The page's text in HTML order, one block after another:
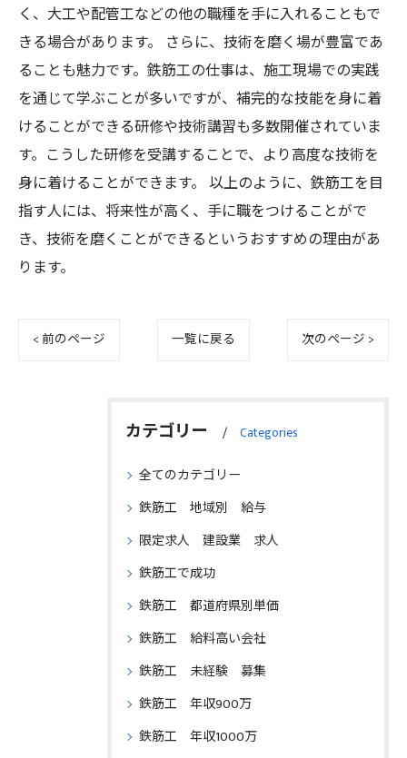
く、大工や配管工などの他の職種を手に入れることもで
きる場合があります。 さらに、技術を磨く場が豊富であ
ることも魅力です。鉄筋工の仕事は、施工現場での実践
を通じて学ぶことが多いですが、補完的な技能を身に着
けることができる研修や技術講習も多数開催されていま
す。こうした研修を受講することで、より高度な技術を
身に着けることができます。 以上のように、鉄筋工を目
指す人には、将来性が高く、手に職をつけることがで
き、技術を磨くことができるというおすすめの理由があ
ります。
< 前のページ 一覧に戻る 次のページ >
カテゴリー Categories
全てのカテゴリー
鉄筋工 地域別 給与
限定求人 建設業 求人
鉄筋工で成功
鉄筋工 都道府県別単価
鉄筋工 給料高い会社
鉄筋工 未経験 募集
鉄筋工 年収900万
鉄筋工 年収1000万